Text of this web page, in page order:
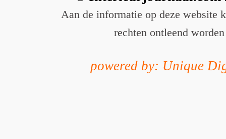
Aan de informatie op deze website
rechten ontleend worden
powered by: Unique